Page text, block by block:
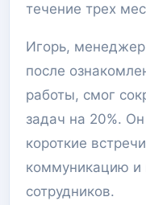
течение трех
Игорь, менеджер
после
работы, смог
задач на 20%.
короткие
коммуникацию и
сотрудников.